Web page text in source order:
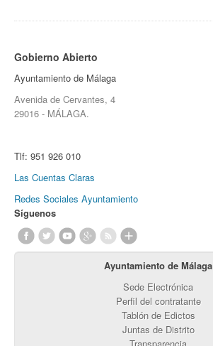
Gobierno Abierto
Ayuntamiento de Málaga
Avenida de Cervantes, 4
29016 - MÁLAGA.
Tlf: 951 926 010
Las Cuentas Claras
Redes Sociales Ayuntamiento
Síguenos
Ayuntamiento de Málaga
Sede Electrónica
Perfil del contratante
Tablón de Edictos
Juntas de Distrito